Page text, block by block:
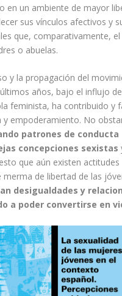
en un ambiente de mayor
sus vínculos afectivos y
que, comparativamente, el
o abuelas.
y la propagación del
años, bajo el influjo
feminista, ha contribuido y
y empoderamiento. No
patrones de conducta
concepciones sexistas
que aún existen actitudes
merma de libertad de las
desigualdades y
a poder convertirse en